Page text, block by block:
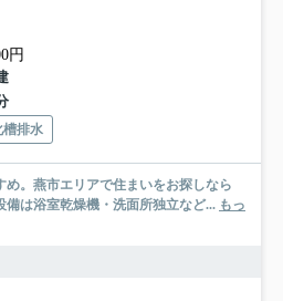
円
槽排水
め。燕市エリアで住まいをお探しなら
は浴室乾燥機・洗面所独立など... もっ